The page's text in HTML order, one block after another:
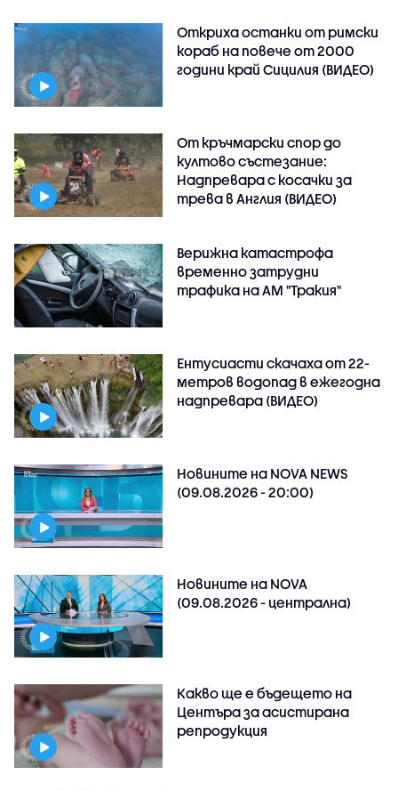
Откриха останки от римски
кораб на повече от 2000
години край Сицилия (ВИДЕО)
От кръчмарски спор до
култово състезание:
Надпревара с косачки за
трева в Англия (ВИДЕО)
Верижна катастрофа
временно затрудни
трафика на АМ "Тракия"
Ентусиасти скачаха от 22-
метров водопад в ежегодна
надпревара (ВИДЕО)
Новините на NOVA NEWS
(09.08.2026 - 20:00)
Новините на NOVA
(09.08.2026 - централна)
Какво ще е бъдещето на
Центъра за асистирана
репродукция